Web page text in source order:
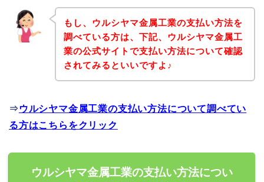
もし、ウルシヤマ金属工業の支払い方法を
調べている方は、下記、ウルシヤマ金属工
業の公式サイトで支払い方法について確認
されてみるといいですよ♪
⇒ ウルシヤマ金属工業の支払い方法について調べてい
る方はこちらをクリック
ウルシヤマ金属工業の支払い方法につい